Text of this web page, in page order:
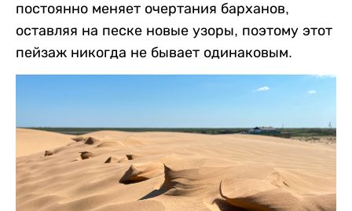
постоянно меняет очертания барханов,
оставляя на песке новые узоры, поэтому этот
пейзаж никогда не бывает одинаковым.